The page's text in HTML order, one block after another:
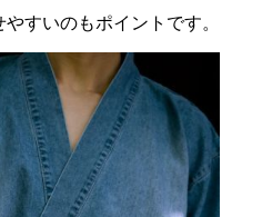
すいのもポイントです。